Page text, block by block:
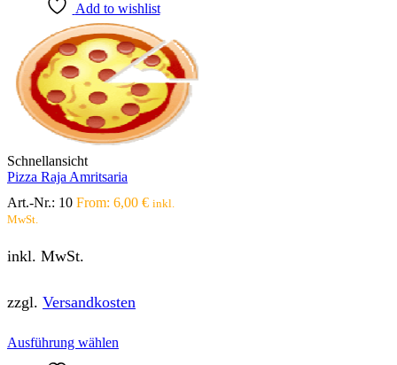
weist
mehrere
Varianten
auf.
Die
Optionen
können
auf
der
werden
Add to wishlist
Schnellansicht
Pizza Raja Amritsaria
Art.-Nr.: 10 From: 6,00 € inkl.
MwSt.
inkl. MwSt.
zzgl. Versandkosten
Ausführung wählen